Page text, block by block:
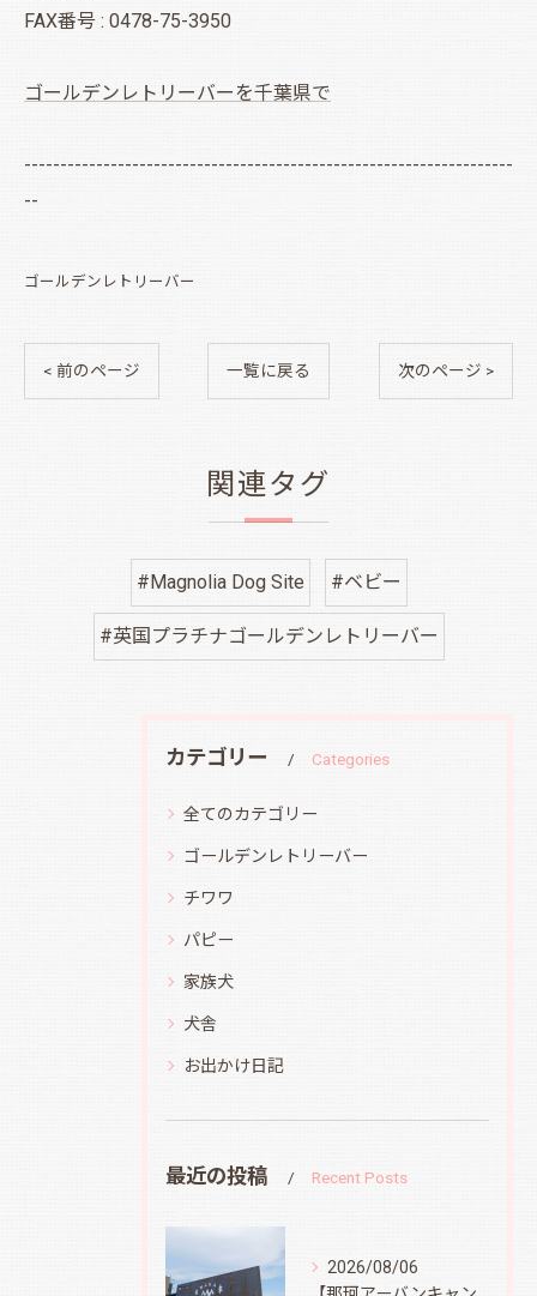
FAX番号 : 0478-75-3950
ゴールデンレトリーバーを千葉県で
--------------------------------------------------------------------
--
ゴールデンレトリーバー
< 前のページ 一覧に戻る 次のページ >
関連タグ
#Magnolia Dog Site #ベビー
#英国プラチナゴールデンレトリーバー
カテゴリー Categories
全てのカテゴリー
ゴールデンレトリーバー
チワワ
パピー
家族犬
犬舎
お出かけ日記
最近の投稿 Recent Posts
2026/08/06